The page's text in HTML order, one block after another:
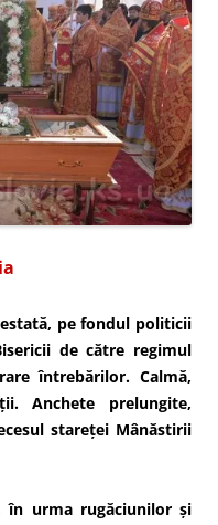
pe fondul politicii
de către regimul
întrebărilor. Calmă,
Anchete prelungite,
stareței Mânăstirii
în urma rugăciunilor și